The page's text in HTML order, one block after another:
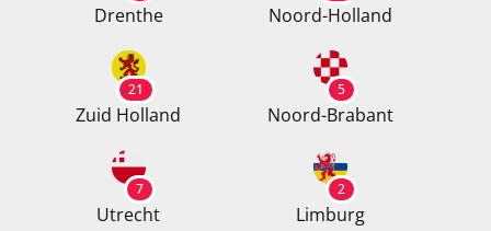
Drenthe Noord-Holland
21
Zuid Holland
5
Noord-Brabant
7
Utrecht
2
Limburg